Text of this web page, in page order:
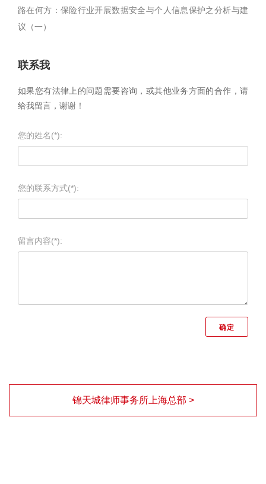
路在何方：保险行业开展数据安全与个人信息保护之分析与建
议（一）
联系我
如果您有法律上的问题需要咨询，或其他业务方面的合作，请
给我留言，谢谢！
您的姓名(*):
您的联系方式(*):
留言内容(*):
锦天城律师事务所上海总部 >